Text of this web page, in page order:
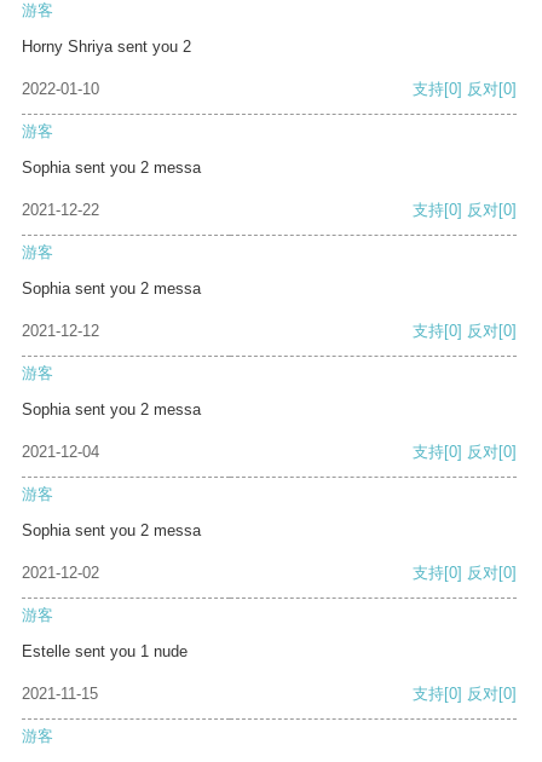
游客
Horny Shriya sent you 2
2022-01-10 支持[0] 反对[0]
游客
Sophia sent you 2 messa
2021-12-22 支持[0] 反对[0]
游客
Sophia sent you 2 messa
2021-12-12 支持[0] 反对[0]
游客
Sophia sent you 2 messa
2021-12-04 支持[0] 反对[0]
游客
Sophia sent you 2 messa
2021-12-02 支持[0] 反对[0]
游客
Estelle sent you 1 nude
2021-11-15 支持[0] 反对[0]
游客